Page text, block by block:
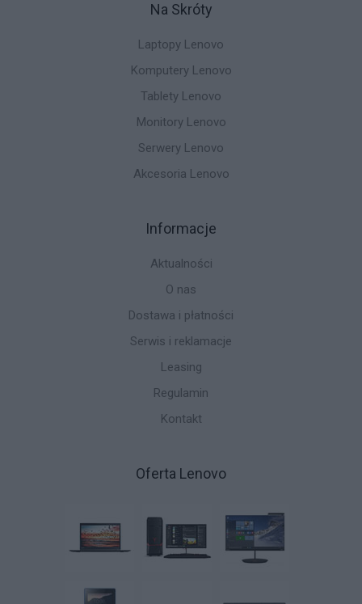
Na Skróty
Laptopy Lenovo
Komputery Lenovo
Tablety Lenovo
Monitory Lenovo
Serwery Lenovo
Akcesoria Lenovo
Informacje
Aktualności
O nas
Dostawa i płatności
Serwis i reklamacje
Leasing
Regulamin
Kontakt
Oferta Lenovo